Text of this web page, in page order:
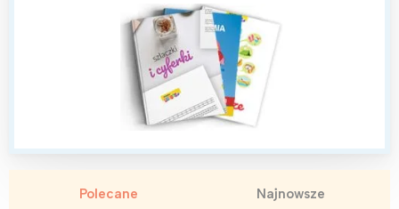
Polecane Najnowsze
Wrocław
Wszystkie
Wybieram